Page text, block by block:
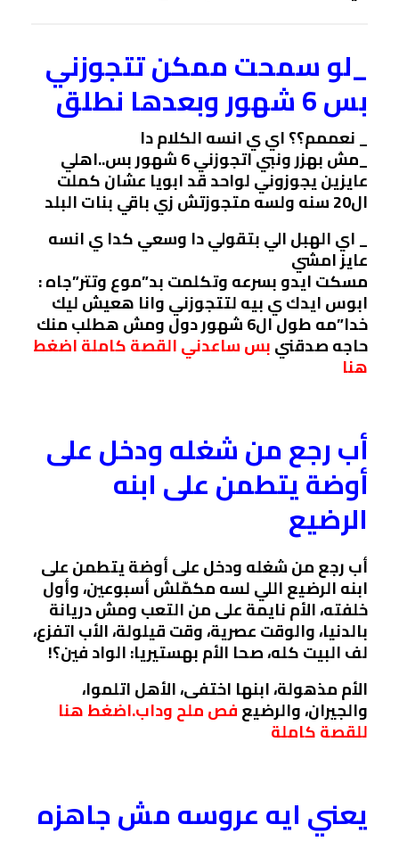
_لو سمحت ممكن تتجوزني
بس 6 شهور وبعدها نطلق
_ نعممم؟؟ اي ي انسه الكلام دا
_مش بهزر ونبي اتجوزني 6 شهور بس..اهلي
عايزين يجوزوني لواحد قد ابويا عشان كملت
ال20 سنه ولسه متجوزتش زي باقي بنات البلد
_ اي الهبل الي بتقولي دا وسعي كدا ي انسه
عايز امشي
مسكت ايدو بسرعه وتكلمت بد”موع وتتر”جاه :
ابوس ايدك ي بيه لتتجوزني وانا هعيش ليك
خدا”مه طول ال6 شهور دول ومش هطلب منك
حاجه صدقنيبس ساعدني القصة كاملة اضغط
هنا
أب رجع من شغله ودخل على
أوضة يتطمن على ابنه
الرضيع
أب رجع من شغله ودخل على أوضة يتطمن على
ابنه الرضيع اللي لسه مكمّلش أسبوعين، وأول
خلفته، الأم نايمة على من التعب ومش دريانة
بالدنيا، والوقت عصرية، وقت قيلولة، الأب اتفزع،
لف البيت كله، صحا الأم بهستيريا: الواد فين؟!
الأم مذهولة، ابنها اختفى، الأهل اتلموا،
والجيران، والرضيعفص ملح وداب.اضغط هنا
للقصة كاملة
يعني ايه عروسه مش جاهزه